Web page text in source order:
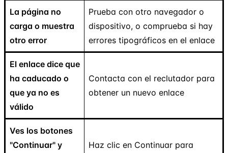
La página no
carga o muestra
otro error
Prueba con otro navegador o
dispositivo, o comprueba si hay
errores tipográficos en el enlace
El enlace dice que
ha caducado o
que ya no es
válido
Contacta con el reclutador para
obtener un nuevo enlace
Ves los botones
"Continuar" y
Haz clic en Continuar para